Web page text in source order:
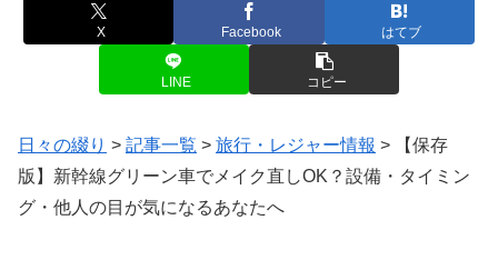
X Facebook はてブ
LINE コピー
日々の綴り > 記事一覧 > 旅行・レジャー情報 >
【保存
版】新幹線グリーン車でメイク直しOK？設備・タイミン
グ・他人の目が気になるあなたへ